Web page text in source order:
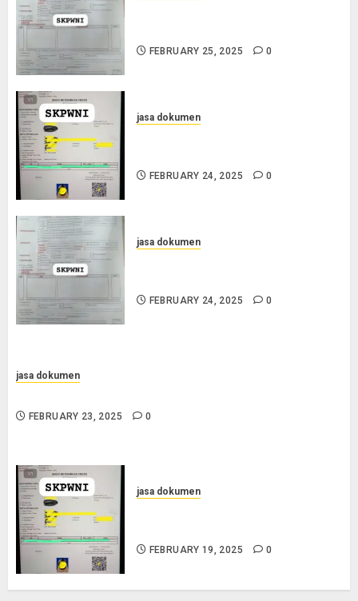
FEBRUARY 25, 2025 0
jasa dokumen
FEBRUARY 24, 2025 0
jasa dokumen
FEBRUARY 24, 2025 0
jasa dokumen
FEBRUARY 23, 2025 0
jasa dokumen
FEBRUARY 19, 2025 0